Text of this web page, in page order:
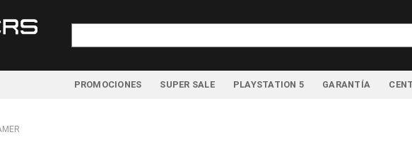
PROMOCIONES SUPER SALE PLAYSTATION 5 GARANTÍA